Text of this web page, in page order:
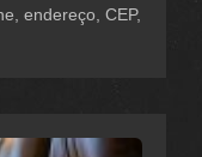
endereço, CEP,